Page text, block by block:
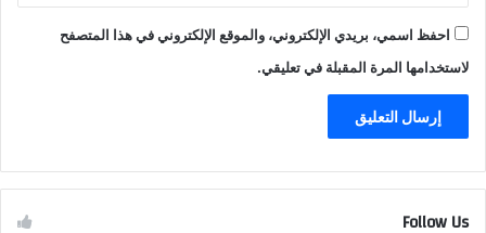
احفظ اسمي، بريدي الإلكتروني، والموقع الإلكتروني في هذا المتصفح
لاستخدامها المرة المقبلة في تعليقي.
Follow Us